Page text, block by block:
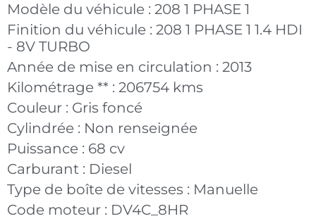
Modèle du véhicule : 208 1 PHASE 1
Finition du véhicule : 208 1 PHASE 1 1.4 HDI
- 8V TURBO
Année de mise en circulation : 2013
Kilométrage ** : 206754 kms
Couleur : Gris foncé
Cylindrée : Non renseignée
Puissance : 68 cv
Carburant : Diesel
Type de boîte de vitesses : Manuelle
Code moteur : DV4C_8HR